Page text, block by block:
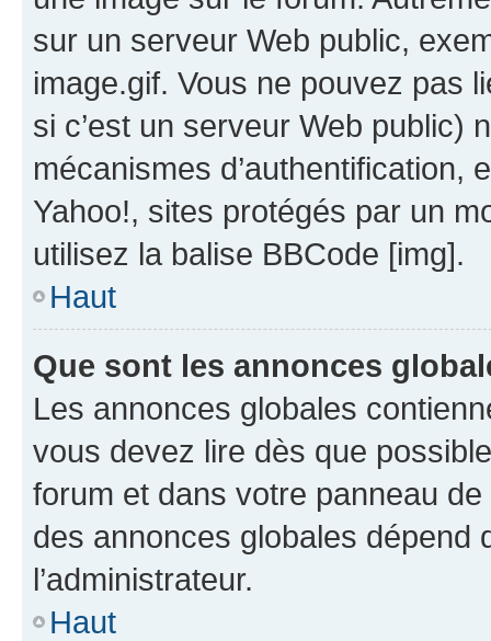
sur un serveur Web public,
image.gif. Vous ne pouvez pas
si c’est un serveur Web public)
mécanismes d’authentification,
Yahoo!, sites protégés par un
utilisez la balise BBCode [img].
Haut
Que sont les annonces
Les annonces globales
vous devez lire dès que
forum et dans votre panneau
des annonces globales dépend
l’administrateur.
Haut